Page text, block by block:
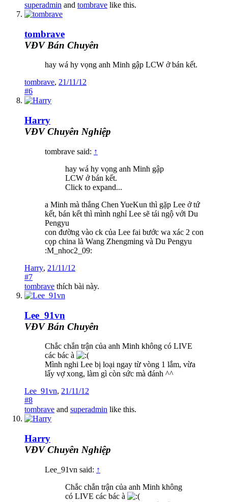
superadmin and tombrave like this.
tombrave
VĐV Bán Chuyên
hay wá hy vọng anh Minh gập LCW ở bán kết.
tombrave, 21/11/12
#6
Harry
VĐV Chuyên Nghiệp
tombrave said: ↑
hay wá hy vọng anh Minh gập
LCW ở bán kết.
Click to expand...
a Minh mà thắng Chen YueKun thì gặp Lee ở tứ
kết, bán kết thì mình nghỉ Lee sẽ tái ngộ với Du
Pengyu
con đường vào ck của Lee fai bước wa xác 2 con
cọp china là Wang Zhengming và Du Pengyu
:M_nhoc2_09:
Harry, 21/11/12
#7
tombrave thích bài này.
Lee_91vn
VĐV Bán Chuyên
Chắc chắn trận của anh Minh không có LIVE
các bác à
Mình nghi Lee bị loại ngay từ vòng 1 lắm, vừa
lấy vợ xong, làm gì còn sức mà đánh ^^
Lee_91vn, 21/11/12
#8
tombrave and superadmin like this.
Harry
VĐV Chuyên Nghiệp
Lee_91vn said: ↑
Chắc chắn trận của anh Minh không
có LIVE các bác à